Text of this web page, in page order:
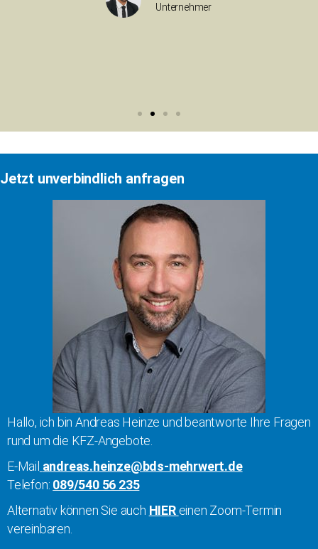
Unternehmer
Jetzt unverbindlich anfragen
Hallo, ich bin Andreas Heinze und beantworte Ihre Fragen
rund um die KFZ-Angebote.
E-Mail andreas.heinze@bds-mehrwert.de
Telefon: 089/540 56 235
Alternativ können Sie auch HIER einen Zoom-Termin
vereinbaren.